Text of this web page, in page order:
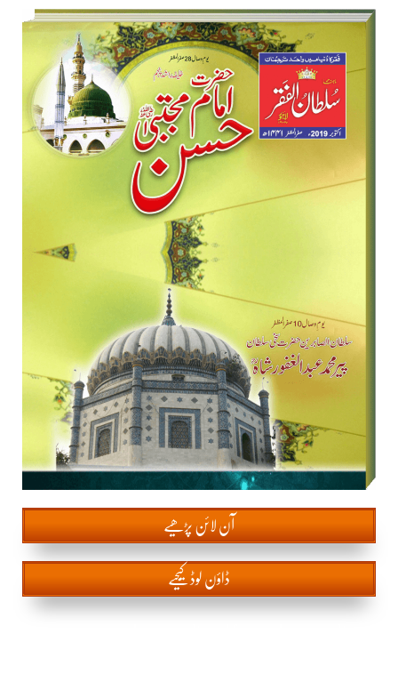
آن لائن پڑھیے
ڈاؤن لوڈ کیجیے